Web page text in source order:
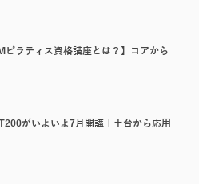
ピラティス資格講座とは？】コアから
がいよいよ7月開講｜土台から応用